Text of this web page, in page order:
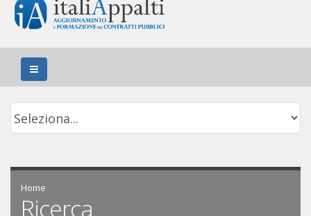
Home
Ricerca